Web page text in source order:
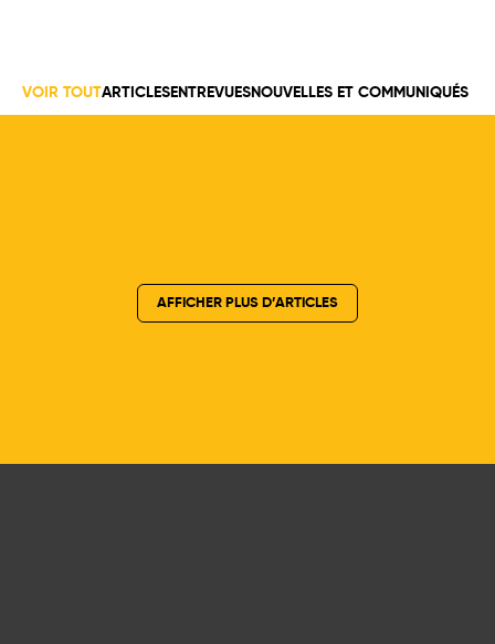
VOIR TOUTARTICLESENTREVUESNOUVELLES ET COMMUNIQUÉS
AFFICHER PLUS D’ARTICLES